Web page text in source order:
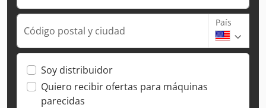
Código postal y ciudad
País
Soy distribuidor
Quiero recibir ofertas para máquinas
parecidas